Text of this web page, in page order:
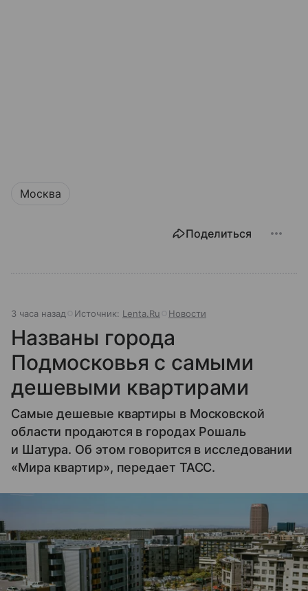
Москва
Поделиться
3 часа назад Источник: Lenta.Ru Новости
Названы города
Подмосковья с самыми
дешевыми квартирами
Самые дешевые квартиры в Московской
области продаются в городах Рошаль
и Шатура. Об этом говорится в исследовании
«Мира квартир», передает ТАСС.